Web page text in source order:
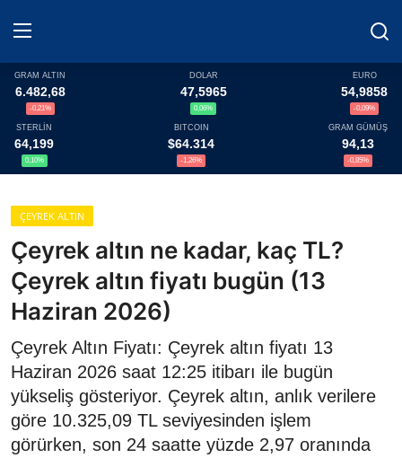
Haberler
Döviz
Altın Fiyatları
Döviz Kurları
Fonlar
Kripto Paralar
Çeviriciler
TCMB Kurları
GRAM ALTIN
6.482,68
-0,21%
DOLAR
47,5965
0,06%
EURO
54,9858
-0,09%
STERLİN
64,199
0,10%
BITCOIN
$64.314
-1,26%
GRAM GÜMÜŞ
94,13
-0,85%
ÇEYREK ALTIN
Çeyrek altın ne kadar, kaç TL?
Çeyrek altın fiyatı bugün (13
Haziran 2026)
Çeyrek Altın Fiyatı: Çeyrek altın fiyatı 13
Haziran 2026 saat 12:25 itibarı ile bugün
yükseliş gösteriyor. Çeyrek altın, anlık verilere
göre 10.325,09 TL seviyesinden işlem
görürken, son 24 saatte yüzde 2,97 oranında